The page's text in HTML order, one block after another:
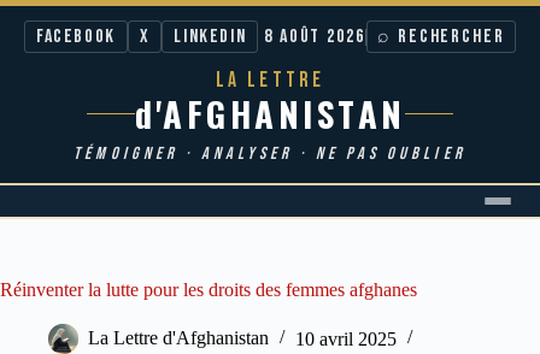
Facebook X LinkedIn 8 AOÛT 2026 ⌕ RECHERCHER
LA LETTRE
d'AFGHANISTAN
TÉMOIGNER · ANALYSER · NE PAS OUBLIER
Réinventer la lutte pour les droits des femmes afghanes
La Lettre d'Afghanistan
10 avril 2025